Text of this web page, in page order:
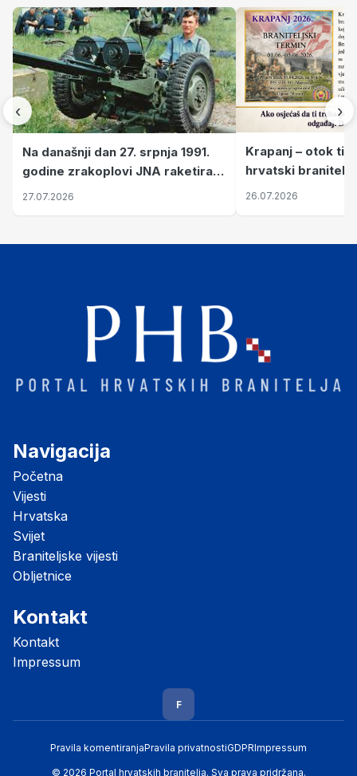
‹
Na današnji dan 27. srpnja 1991.
godine zrakoplovi JNA raketirali
su vojarnu i obučni centar "Nikola
27.07.2026
Krapanj – otok
hrvatski branitelji
pronalaze mir
26.07.2026
›
Navigacija
Početna
Vijesti
Hrvatska
Svijet
Braniteljske vijesti
Obljetnice
Kontakt
Kontakt
Impressum
F
Pravila komentiranjaPravila privatnostiGDPRImpressum
© 2026 Portal hrvatskih branitelja. Sva prava pridržana.